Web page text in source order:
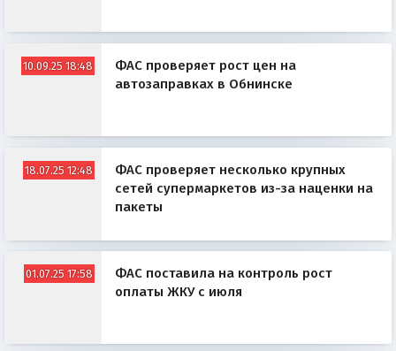
10.09.25 18:48
ФАС проверяет рост цен на
автозаправках в Обнинске
18.07.25 12:48
ФАС проверяет несколько крупных
сетей супермаркетов из-за наценки на
пакеты
01.07.25 17:58
ФАС поставила на контроль рост
оплаты ЖКУ с июля